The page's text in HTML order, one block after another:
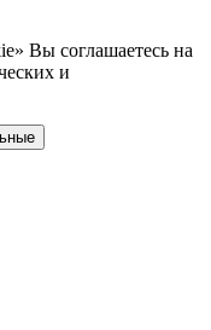
Вы соглашаетесь на
и